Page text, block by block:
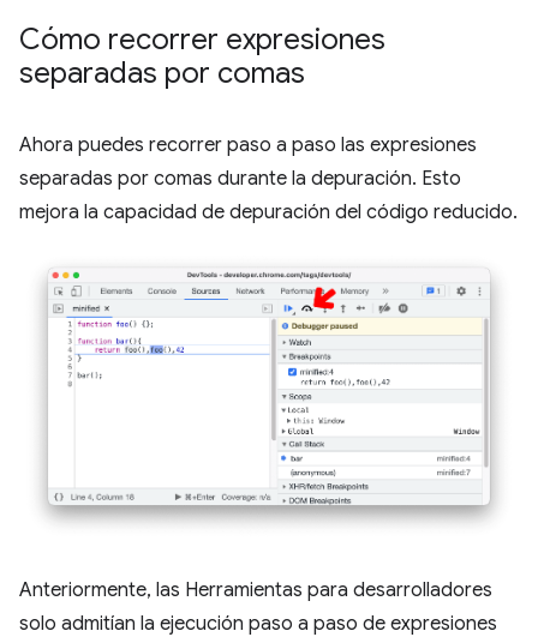
Cómo recorrer expresiones
separadas por comas
Ahora puedes recorrer paso a paso las expresiones
separadas por comas durante la depuración. Esto
mejora la capacidad de depuración del código reducido.
Anteriormente, las Herramientas para desarrolladores
solo admitían la ejecución paso a paso de expresiones